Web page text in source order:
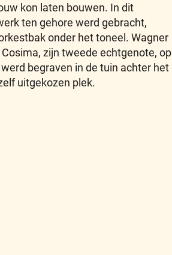
kon laten bouwen. In dit
ten gehore werd gebracht,
onder het toneel. Wagner
zijn tweede echtgenote, op
begraven in de tuin achter het
uitgekozen plek.